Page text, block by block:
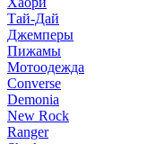
Тай-Дай
Джемперы
Пижамы
Мотоодежда
Converse
Demonia
New Rock
Ranger